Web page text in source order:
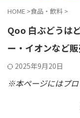
HOME >食品・飲料 >
Qoo 白ぶどうは
ー・イオンなど
2025年9月20日
※本ページにはプ